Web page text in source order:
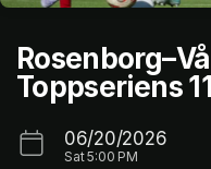
Toppseriens
06/20/2026
Sat5:00 PM